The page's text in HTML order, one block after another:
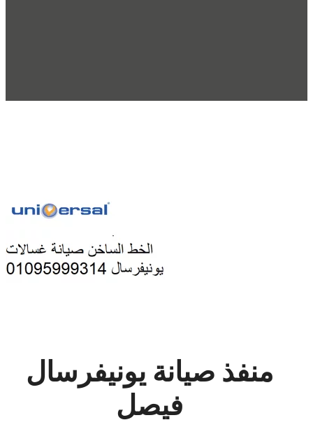
منفذ صيانة يونيفرسال
فيصل